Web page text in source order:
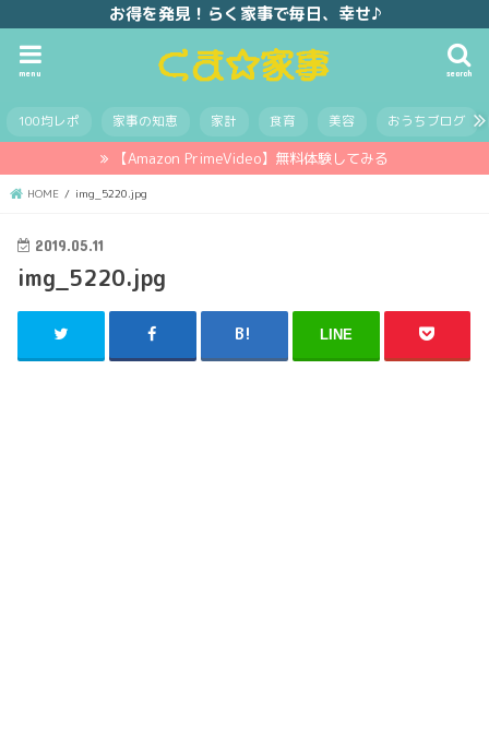
お得を発見！らく家事で毎日、幸せ♪
search
menu
100均レポ 家事の知恵 家計 食育 美容 おうちブログ
【Amazon PrimeVideo】無料体験してみる
HOME img_5220.jpg
2019.05.11
img_5220.jpg
LINE